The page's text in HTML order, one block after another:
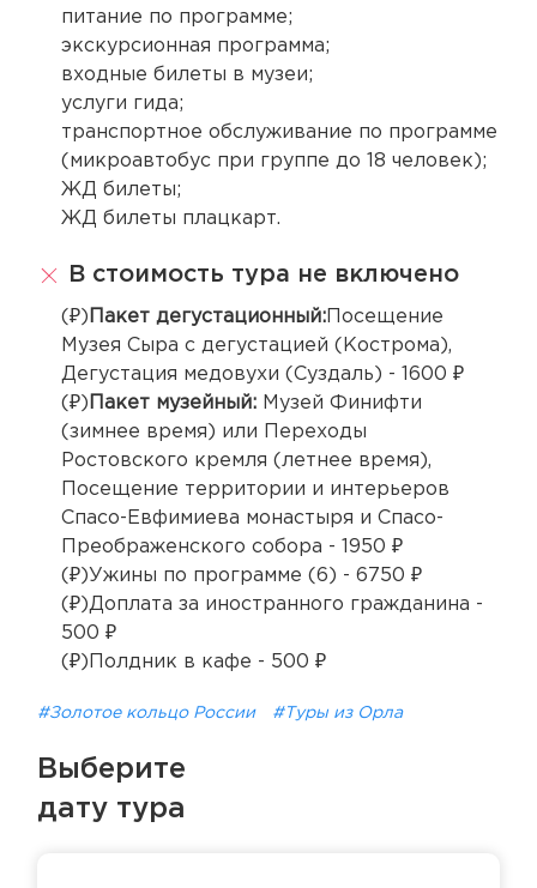
питание по программе;
экскурсионная программа;
входные билеты в музеи;
услуги гида;
транспортное обслуживание по программе
(микроавтобус при группе до 18 человек);
ЖД билеты;
ЖД билеты плацкарт.
В стоимость тура не включено
(₽) Пакет дегустационный: Посещение
Музея Сыра с дегустацией (Кострома),
Дегустация медовухи (Суздаль) - 1600 ₽
(₽) Пакет музейный: Музей Финифти
(зимнее время) или Переходы
Ростовского кремля (летнее время),
Посещение территории и интерьеров
Спасо-Евфимиева монастыря и Спасо-
Преображенского собора - 1950 ₽
(₽)Ужины по программе (6) - 6750 ₽
(₽)Доплата за иностранного гражданина -
500 ₽
(₽)Полдник в кафе - 500 ₽
#Золотое кольцо России #Туры из Орла
Выберите
дату тура